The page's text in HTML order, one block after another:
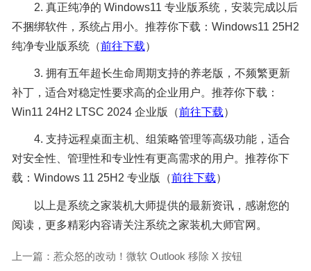
2. 真正纯净的 Windows11 专业版系统，安装完成以后
不捆绑软件，系统占用小。推荐你下载：Windows11 25H2
纯净专业版系统（前往下载）
3. 拥有五年超长生命周期支持的养老版，不频繁更新
补丁，适合对稳定性要求高的企业用户。推荐你下载：
Win11 24H2 LTSC 2024 企业版（前往下载）
4. 支持远程桌面主机、组策略管理等高级功能，适合
对安全性、管理性和专业性有更高需求的用户。推荐你下
载：Windows 11 25H2 专业版（前往下载）
以上是系统之家装机大师提供的最新资讯，感谢您的
阅读，更多精彩内容请关注系统之家装机大师官网。
上一篇：惹众怒的改动！微软 Outlook 移除 X 按钮